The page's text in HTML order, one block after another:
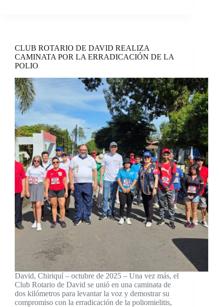
CLUB ROTARIO DE DAVID REALIZA
CAMINATA POR LA ERRADICACIÓN DE LA
POLIO
David, Chiriquí – octubre de 2025 – Una vez más, el
Club Rotario de David se unió en una caminata de
dos kilómetros para levantar la voz y demostrar su
compromiso con la erradicación de la poliomielitis,